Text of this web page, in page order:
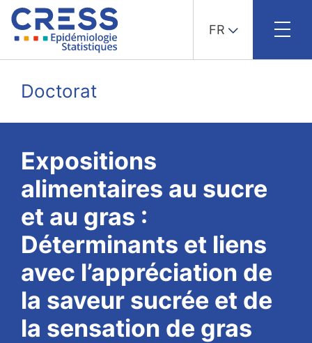
content
FR
Doctorat
Expositions
alimentaires au sucre
et au gras :
Déterminants et liens
avec l’appréciation de
la saveur sucrée et de
la sensation de gras